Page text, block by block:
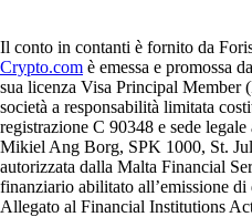
Il conto in contanti è fornito da
Crypto.com è emessa e promossa
sua licenza Visa Principal
società a responsabilità limitata
registrazione C 90348 e sede
Mikiel Ang Borg, SPK 1000, St.
autorizzata dalla Malta Financial
finanziario abilitato all’emissione
Allegato al Financial Institutions